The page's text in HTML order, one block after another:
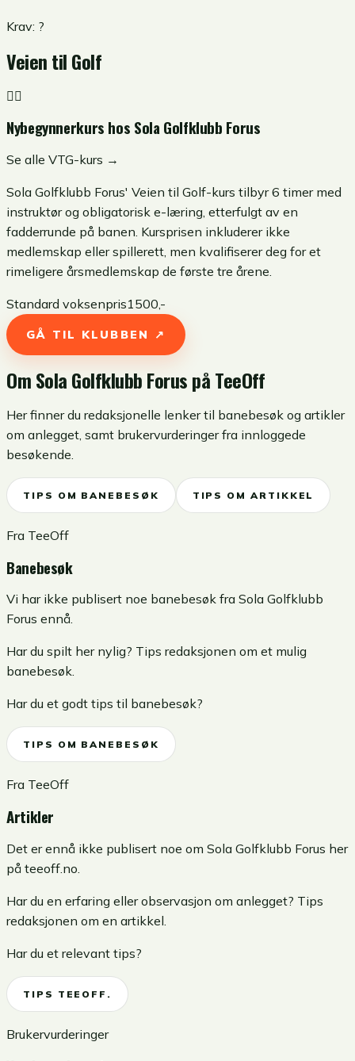
Krav: ?
Veien til Golf
🏌️‍♂️
Nybegynnerkurs hos Sola Golfklubb Forus
Se alle VTG-kurs →
Sola Golfklubb Forus' Veien til Golf-kurs tilbyr 6 timer med
instruktør og obligatorisk e-læring, etterfulgt av en
fadderrunde på banen. Kursprisen inkluderer ikke
medlemskap eller spillerett, men kvalifiserer deg for et
rimeligere årsmedlemskap de første tre årene.
Standard voksenpris1500,-
GÅ TIL KLUBBEN ↗
OmSola Golfklubb Foruspå TeeOff
Her finner du redaksjonelle lenker til banebesøk og artikler
om anlegget, samt brukervurderinger fra innloggede
besøkende.
TIPS OM BANEBESØK TIPS OM ARTIKKEL
Fra TeeOff
Banebesøk
Vi har ikke publisert noe banebesøk fra Sola Golfklubb
Forus ennå.
Har du spilt her nylig? Tips redaksjonen om et mulig
banebesøk.
Har du et godt tips til banebesøk?
TIPS OM BANEBESØK
Fra TeeOff
Artikler
Det er ennå ikke publisert noe om Sola Golfklubb Forus her
på teeoff.no.
Har du en erfaring eller observasjon om anlegget? Tips
redaksjonen om en artikkel.
Har du et relevant tips?
TIPS TEEOFF.
Brukervurderinger